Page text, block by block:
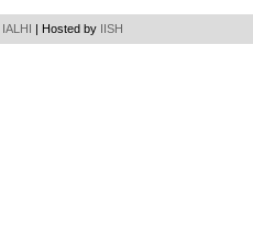
IALHI | Hosted by IISH